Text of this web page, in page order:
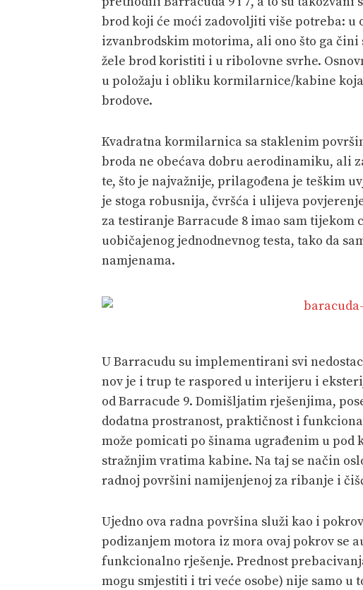
brod koji će moći zadovoljiti više potreba: u
izvanbrodskim motorima, ali ono što ga
žele brod koristiti i u ribolovne svrhe.
u položaju i obliku kormilarnice/kabine
brodove.
Kvadratna kormilarnica sa staklenim
broda ne obećava dobru aerodinamiku, ali
te, što je najvažnije, prilagođena je teškim
je stoga robusnija, čvršća i ulijeva
za testiranje Barracude 8 imao sam
uobičajenog jednodnevnog testa, tako da
namjenama.
U Barracudu su implementirani svi
nov je i trup te raspored u interijeru i
od Barracude 9. Domišljatim rješenjima,
dodatna prostranost, praktičnost i
može pomicati po šinama ugrađenim u pod
stražnjim vratima kabine. Na taj se način
radnoj površini namijenjenoj za ribanje i
Ujedno ova radna površina služi kao i
podizanjem motora iz mora ovaj pokrov se
funkcionalno rješenje. Prednost
mogu smjestiti i tri veće osobe) nije samo u